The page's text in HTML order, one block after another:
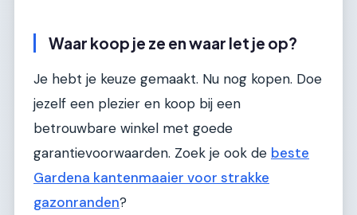
Waar koop je ze en waar let je op?
Je hebt je keuze gemaakt. Nu nog kopen. Doe
jezelf een plezier en koop bij een
betrouwbare winkel met goede
garantievoorwaarden. Zoek je ook de beste
Gardena kantenmaaier voor strakke
gazonranden?